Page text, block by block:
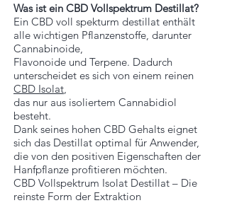
Was ist ein CBD Vollspektrum Destillat?
Ein CBD voll spekturm destillat enthält
alle wichtigen Pflanzenstoffe, darunter
Cannabinoide,
Flavonoide und Terpene. Dadurch
unterscheidet es sich von einem reinen
CBD Isolat
das nur aus isoliertem Cannabidiol
besteht.
Dank seines hohen CBD Gehalts eignet
sich das Destillat optimal für Anwender,
die von den positiven Eigenschaften der
Hanfpflanze profitieren möchten.
CBD Vollspektrum Isolat Destillat – Die
reinste Form der Extraktion